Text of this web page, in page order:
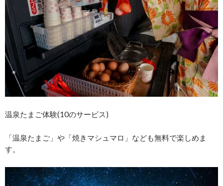
温泉たまご体験(10のサービス)
「温泉たまご」や「焼きマシュマロ」なども無料で楽しめま
す。